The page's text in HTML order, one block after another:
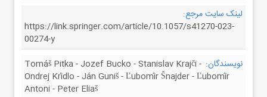
لینک سایت مرجع:
https://link.springer.com/article/10.1057/s41270-023-
00274-y
نویسندگان: Tomáš Pitka - Jozef Bucko - Stanislav Krajči -
Ondrej Krídlo - Ján Guniš - Ľubomír Šnajder - Ľubomír
Antoni - Peter Eliaš